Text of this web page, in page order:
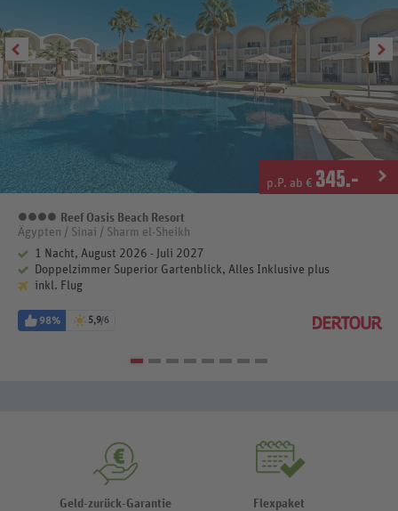
p.P. ab € 345.-
4 Sterne
Reef Oasis Beach Resort
Ägypten / Sinai / Sharm el-Sheikh
1 Nacht, August 2026 - Juli 2027
Doppelzimmer Superior Gartenblick, Alles Inklusive plus
inkl. Flug
98% 5,9/6
Geld-zurück-Garantie Flexpaket